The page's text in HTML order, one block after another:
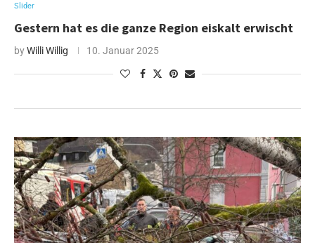
Slider
Gestern hat es die ganze Region eiskalt erwischt
byWilli Willig 10. Januar 2025